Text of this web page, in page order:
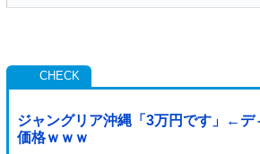
ジャングリア沖縄「3万円です」←デ
価格ｗｗｗ